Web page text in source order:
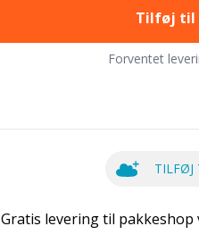
Tilføj til
Forventet
TILFØJ
Gratis levering til pakkeshop